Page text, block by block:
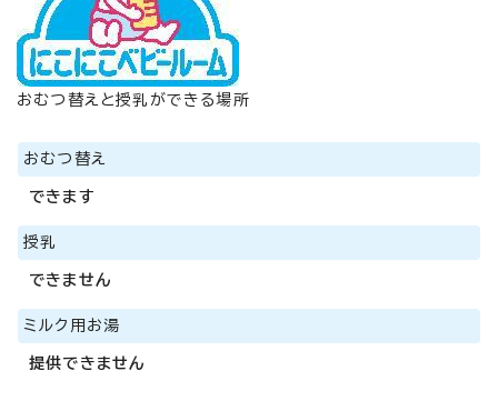
おむつ替えと授乳ができる場所
おむつ替え
できます
授乳
できません
ミルク用お湯
提供できません